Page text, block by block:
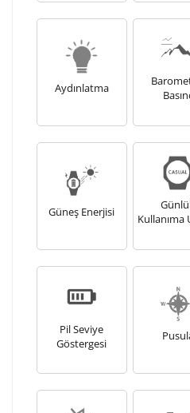
Aydınlatma
Güneş Enerjisi
Kullanıma
Pil Seviye
Göstergesi